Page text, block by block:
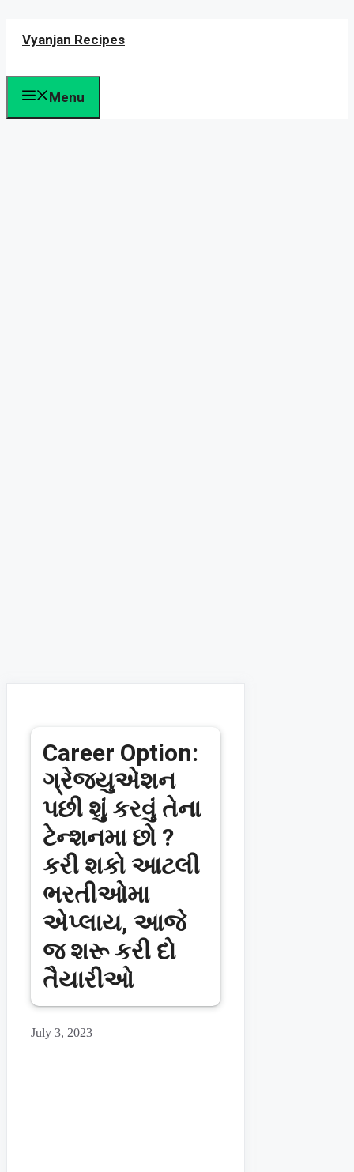
Vyanjan Recipes
Menu
Career Option:
ગ્રેજ્યુએશન
પછી શું કરવું તેના
ટેન્શનમા છો ?
કરી શકો આટલી
ભરતીઓમા
એપ્લાય, આજે
જ શરૂ કરી દો
તૈયારીઓ
July 3, 2023